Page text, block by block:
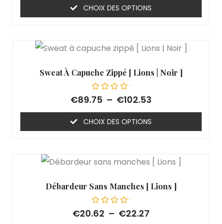
CHOIX DES OPTIONS
Sweat À Capuche Zippé [ Lions | Noir ]
Note
0
€89.75 – €102.53
CHOIX DES OPTIONS
Débardeur Sans Manches [ Lions ]
Note
0
€20.62 – €22.27